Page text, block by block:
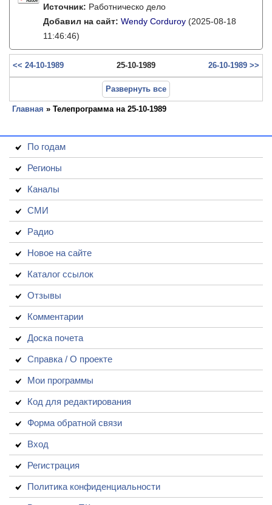
Источник: Работническо дело
Добавил на сайт: Wendy Corduroy (2025-08-18
11:46:46)
<< 24-10-1989 25-10-1989 26-10-1989 >>
Развернуть все
Главная » Телепрограмма на 25-10-1989
По годам
Регионы
Каналы
СМИ
Радио
Новое на сайте
Каталог ссылок
Отзывы
Комментарии
Доска почета
Справка / О проекте
Мои программы
Код для редактирования
Форма обратной связи
Вход
Регистрация
Политика конфиденциальности